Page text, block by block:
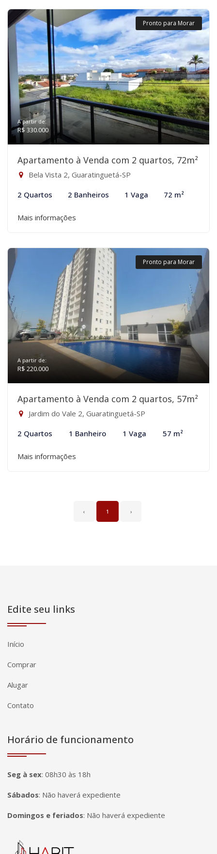
Pronto para Morar
A partir de:
R$ 330.000
Apartamento à Venda com 2 quartos, 72m²
Bela Vista 2, Guaratinguetá-SP
2 Quartos 2 Banheiros 1 Vaga 72 m²
Mais informações
Pronto para Morar
A partir de:
R$ 220.000
Apartamento à Venda com 2 quartos, 57m²
Jardim do Vale 2, Guaratinguetá-SP
2 Quartos 1 Banheiro 1 Vaga 57 m²
Mais informações
‹ 1 ›
Edite seu links
Início
Comprar
Alugar
Contato
Horário de funcionamento
Seg à sex: 08h30 às 18h
Sábados: Não haverá expediente
Domingos e feriados: Não haverá expediente
Página inicial